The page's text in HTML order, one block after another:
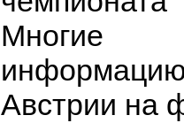
Многие
Австрии на